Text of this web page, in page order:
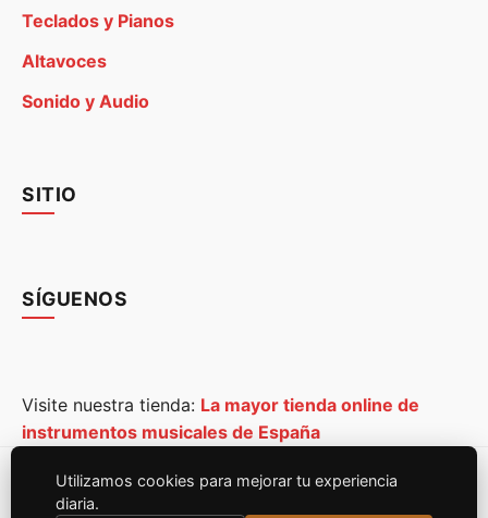
Teclados y Pianos
Altavoces
Sonido y Audio
SITIO
SÍGUENOS
Visite nuestra tienda: La mayor tienda online de
instrumentos musicales de España
© 2026Egitana Musical - España . Todos los derechos
Utilizamos cookies para mejorar tu experiencia
diaria.